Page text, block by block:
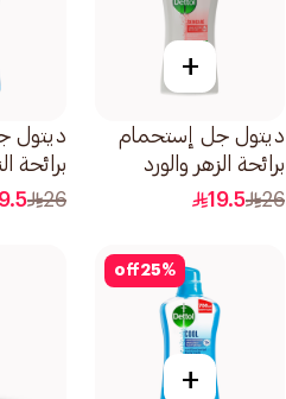
+
ديتول جل إستحمام
برائحة الزهر والورد
500مل
26
19.5
ديتول
برائحة
والبرغموت
26
25%
off
+